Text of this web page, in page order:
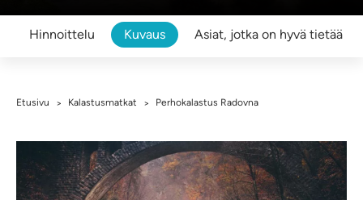
Hinnoittelu Kuvaus Asiat, jotka on hyvä tietää
Etusivu > Kalastusmatkat > Perhokalastus Radovna